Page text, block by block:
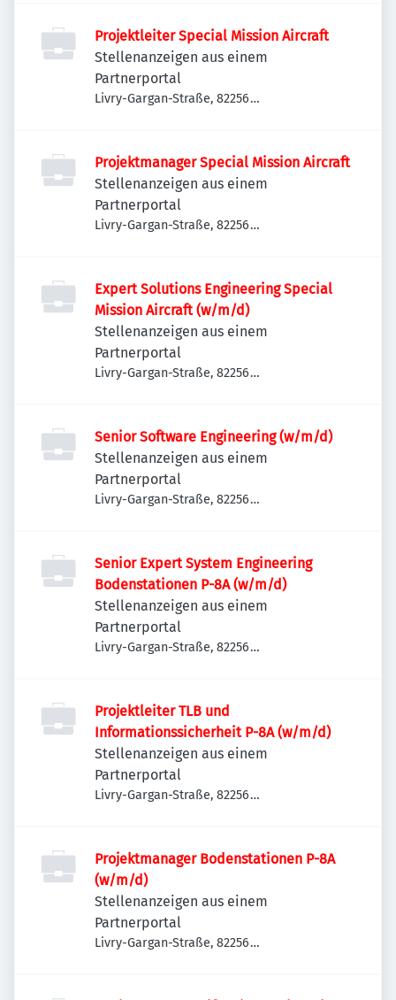
Projektleiter Special Mission Aircraft
Stellenanzeigen aus einem
Partnerportal
Livry-Gargan-Straße, 82256
Projektmanager Special Mission Aircraft
Stellenanzeigen aus einem
Partnerportal
Livry-Gargan-Straße, 82256
Expert Solutions Engineering Special
Mission Aircraft (w/m/d)
Stellenanzeigen aus einem
Partnerportal
Livry-Gargan-Straße, 82256
Senior Software Engineering (w/m/d)
Stellenanzeigen aus einem
Partnerportal
Livry-Gargan-Straße, 82256
Senior Expert System Engineering
Bodenstationen P-8A (w/m/d)
Stellenanzeigen aus einem
Partnerportal
Livry-Gargan-Straße, 82256
Projektleiter TLB und
Informationssicherheit P-8A (w/m/d)
Stellenanzeigen aus einem
Partnerportal
Livry-Gargan-Straße, 82256
Projektmanager Bodenstationen P-8A
(w/m/d)
Stellenanzeigen aus einem
Partnerportal
Livry-Gargan-Straße, 82256